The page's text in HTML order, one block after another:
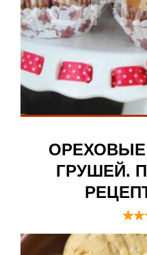
ГРУШЕЙ.